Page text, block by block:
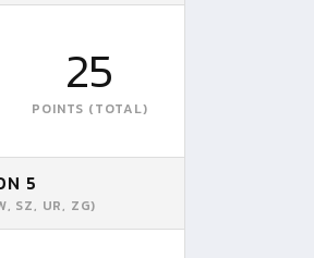
25
POINTS (TOTAL)
5
SZ, UR, ZG)